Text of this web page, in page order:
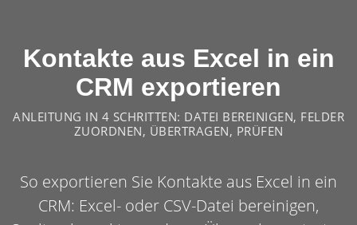
Kontakte aus Excel in ein
CRM exportieren
ANLEITUNG IN 4 SCHRITTEN: DATEI BEREINIGEN, FELDER
ZUORDNEN, ÜBERTRAGEN, PRÜFEN
So exportieren Sie Kontakte aus Excel in ein
CRM: Excel- oder CSV-Datei bereinigen,